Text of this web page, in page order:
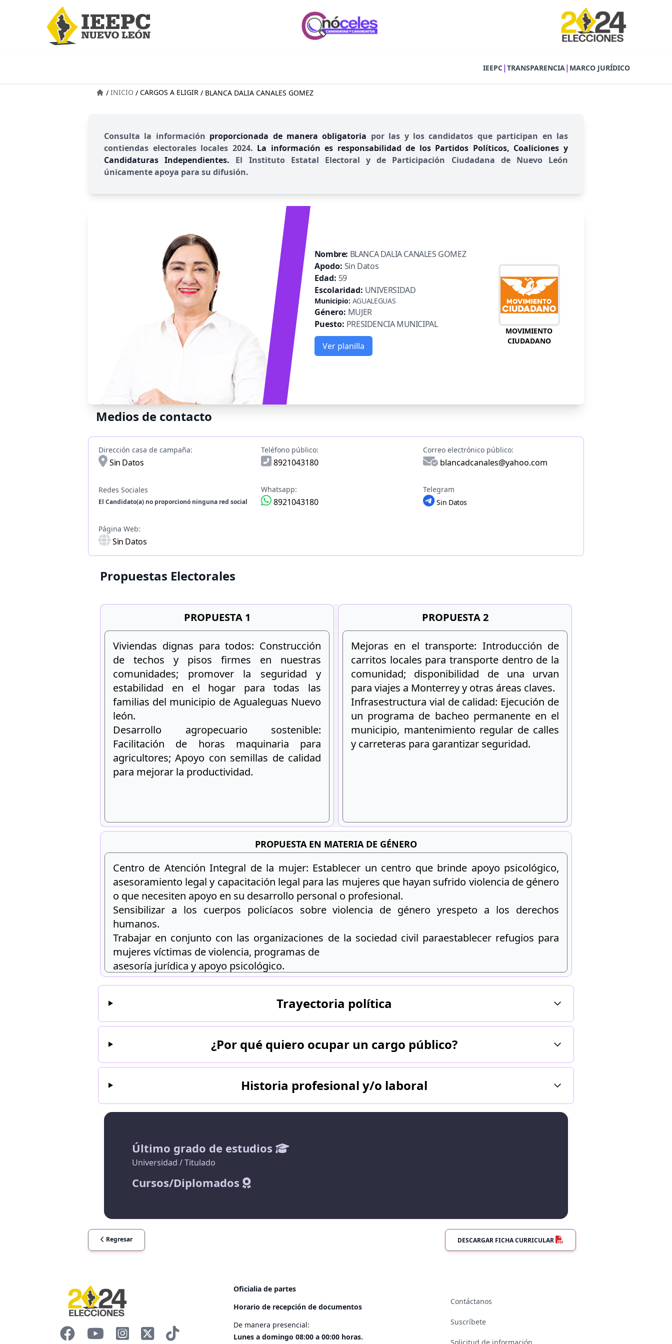
IEEPC|TRANSPARENCIA| MARCO JURÍDICO
/ INICIO / CARGOS A ELIGIR / BLANCA DALIA CANALES GOMEZ
Consulta la información proporcionada de manera obligatoria por las y los candidatos que participan en las
contiendas electorales locales 2024. La información es responsabilidad de los Partidos Políticos, Coaliciones y
Candidaturas Independientes. El Instituto Estatal Electoral y de Participación Ciudadana de Nuevo León
únicamente apoya para su difusión.
Nombre: BLANCA DALIA CANALES GOMEZ
Apodo: Sin Datos
Edad: 59
Escolaridad: UNIVERSIDAD
Municipio: AGUALEGUAS
Género: MUJER
Puesto: PRESIDENCIA MUNICIPAL
Ver planilla
MOVIMIENTO
CIUDADANO
Medios de contacto
Dirección casa de campaña:
Sin Datos
Teléfono público:
8921043180
Correo electrónico público:
blancadcanales@yahoo.com
Redes Sociales
El Candidato(a) no proporcionó ninguna red social
Whatsapp:
8921043180
Telegram
Sin Datos
Página Web:
Sin Datos
Propuestas Electorales
PROPUESTA 1
Viviendas dignas para todos: Construcción
de techos y pisos firmes en nuestras
comunidades; promover la seguridad y
estabilidad en el hogar para todas las
familias del municipio de Agualeguas Nuevo
león.
Desarrollo agropecuario sostenible:
Facilitación de horas maquinaria para
agricultores; Apoyo con semillas de calidad
para mejorar la productividad.
PROPUESTA 2
Mejoras en el transporte: Introducción de
carritos locales para transporte dentro de la
comunidad; disponibilidad de una urvan
para viajes a Monterrey y otras áreas claves.
Infrasestructura vial de calidad: Ejecución de
un programa de bacheo permanente en el
municipio, mantenimiento regular de calles
y carreteras para garantizar seguridad.
PROPUESTA EN MATERIA DE GÉNERO
Centro de Atención Integral de la mujer: Establecer un centro que brinde apoyo psicológico,
asesoramiento legal y capacitación legal para las mujeres que hayan sufrido violencia de género
o que necesiten apoyo en su desarrollo personal o profesional.
Sensibilizar a los cuerpos policíacos sobre violencia de género yrespeto a los derechos
humanos.
Trabajar en conjunto con las organizaciones de la sociedad civil paraestablecer refugios para
mujeres víctimas de violencia, programas de
asesoría jurídica y apoyo psicológico.
Trayectoria política
¿Por qué quiero ocupar un cargo público?
Historia profesional y/o laboral
Último grado de estudios
Universidad / Titulado
Cursos/Diplomados
Regresar DESCARGAR FICHA CURRICULAR
Oficialia de partes
Horario de recepción de documentos
De manera presencial:
Lunes a domingo 08:00 a 00:00 horas.
Contáctanos
Suscríbete
Solicitud de información